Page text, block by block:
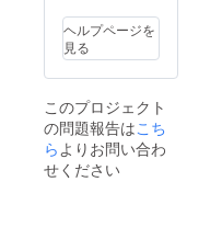
ヘルプページを
見る
このプロジェクト
の問題報告はこち
ら よりお問い合わ
せください